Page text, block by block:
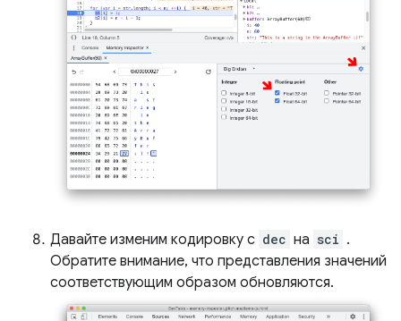
Давайте изменим кодировку с dec на sci .
Обратите внимание, что представления значений
соответствующим образом обновляются.